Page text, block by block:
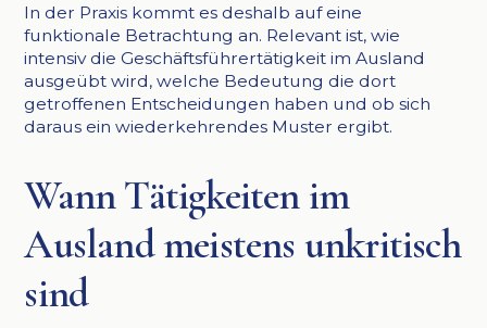
In der Praxis kommt es deshalb auf eine
funktionale Betrachtung an. Relevant ist, wie
intensiv die Geschäftsführertätigkeit im Ausland
ausgeübt wird, welche Bedeutung die dort
getroffenen Entscheidungen haben und ob sich
daraus ein wiederkehrendes Muster ergibt.
Wann Tätigkeiten im
Ausland meistens unkritisch
sind